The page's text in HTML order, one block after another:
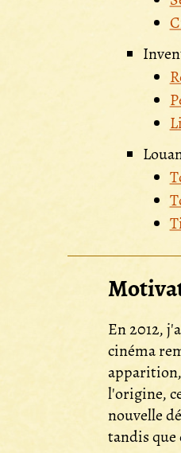
En 2012,
cinéma
l'origine,
nouvelle
tandis que